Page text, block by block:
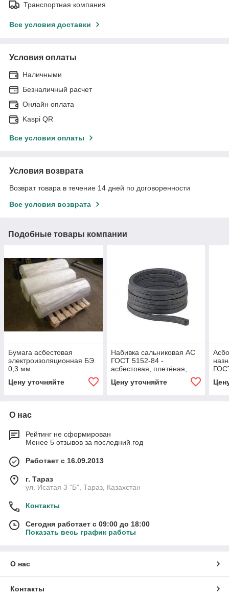
Транспортная компания
Все условия доставки
Условия оплаты
Наличными
Безналичный расчет
Онлайн оплата
Kaspi QR
Все условия оплаты
Условия возврата
Возврат товара в течение 14 дней по договоренности
Все условия возврата
Подобные товары компании
Бумага асбестовая
электроизоляционная БЭ
0,3 мм
Цену уточняйте
Набивка сальниковая АС
ГОСТ 5152-84 -
асбестовая, плетёная,
Цену уточняйте
О нас
Рейтинг не сформирован
Менее 5 отзывов за последний год
Работает с 16.09.2013
г. Тараз
ул. Исатая 3 "Б", Тараз, Казахстан
Контакты
Сегодня работает с 09:00 до 18:00
Показать весь график работы
О нас
Контакты